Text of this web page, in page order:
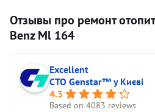
Отзывы про ремонт
Benz Ml 164
Excellent
СТО Genstar™ у Києві
4.3
Based on 4083 reviews